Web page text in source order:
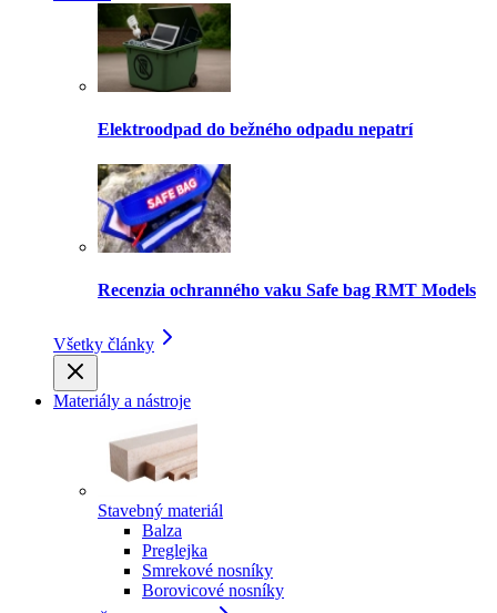
Elektroodpad do bežného odpadu nepatrí
Recenzia ochranného vaku Safe bag RMT Models
Všetky články
Materiály a nástroje
Stavebný materiál
Balza
Preglejka
Smrekové nosníky
Borovicové nosníky